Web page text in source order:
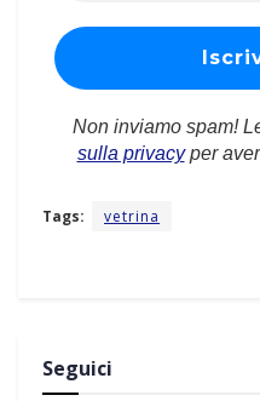
Non inviamo spam!
sulla privacyper
Tags: vetrina
Seguici